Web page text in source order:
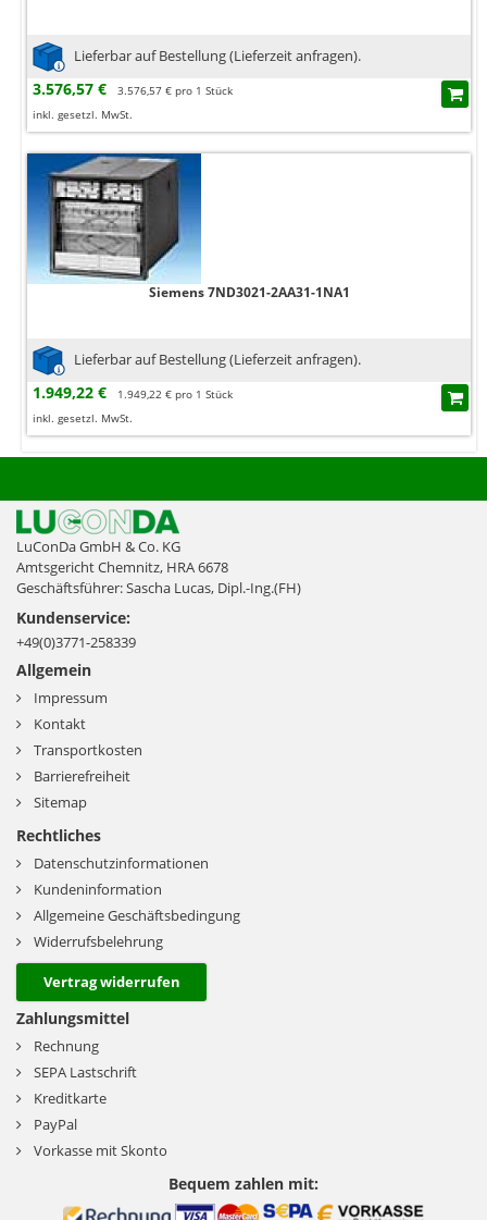
Lieferbar auf Bestellung (Lieferzeit anfragen).
3.576,57 €
3.576,57 € pro 1 Stück
inkl. gesetzl. MwSt.
Siemens 7ND3021-2AA31-1NA1
Lieferbar auf Bestellung (Lieferzeit anfragen).
1.949,22 €
1.949,22 € pro 1 Stück
inkl. gesetzl. MwSt.
LuConDa GmbH & Co. KG
Amtsgericht Chemnitz, HRA 6678
Geschäftsführer: Sascha Lucas, Dipl.-Ing.(FH)
Kundenservice:
+49(0)3771-258339
Allgemein
Impressum
Kontakt
Transportkosten
Barrierefreiheit
Sitemap
Rechtliches
Datenschutzinformationen
Kundeninformation
Allgemeine Geschäftsbedingung
Widerrufsbelehrung
Vertrag widerrufen
Zahlungsmittel
Rechnung
SEPA Lastschrift
Kreditkarte
PayPal
Vorkasse mit Skonto
Bequem zahlen mit: